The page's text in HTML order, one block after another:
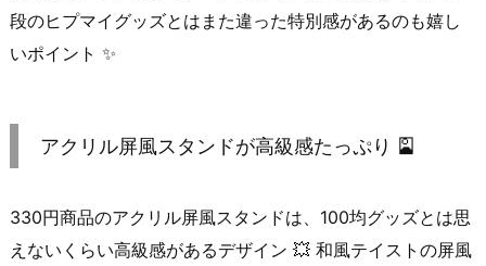
段のヒプマイグッズとはまた違った特別感があるのも嬉し
いポイント ✨
アクリル屏風スタンドが高級感たっぷり 🎴
330円商品のアクリル屏風スタンドは、100均グッズとは思
えないくらい高級感があるデザイン 💥 和風テイストの屏風